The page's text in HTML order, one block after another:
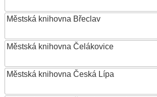
Městská knihovna Břeclav
Městská knihovna Čelákovice
Městská knihovna Česká Lípa